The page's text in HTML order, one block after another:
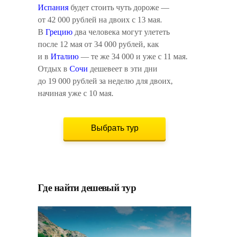
Испания будет стоить чуть дороже —
от 42 000 рублей на двоих с 13 мая.
В Грецию два человека могут улететь
после 12 мая от 34 000 рублей, как
и в Италию — те же 34 000 и уже с 11 мая.
Отдых в Сочи дешевеет в эти дни
до 19 000 рублей за неделю для двоих,
начиная уже с 10 мая.
Выбрать тур
Где найти дешевый тур